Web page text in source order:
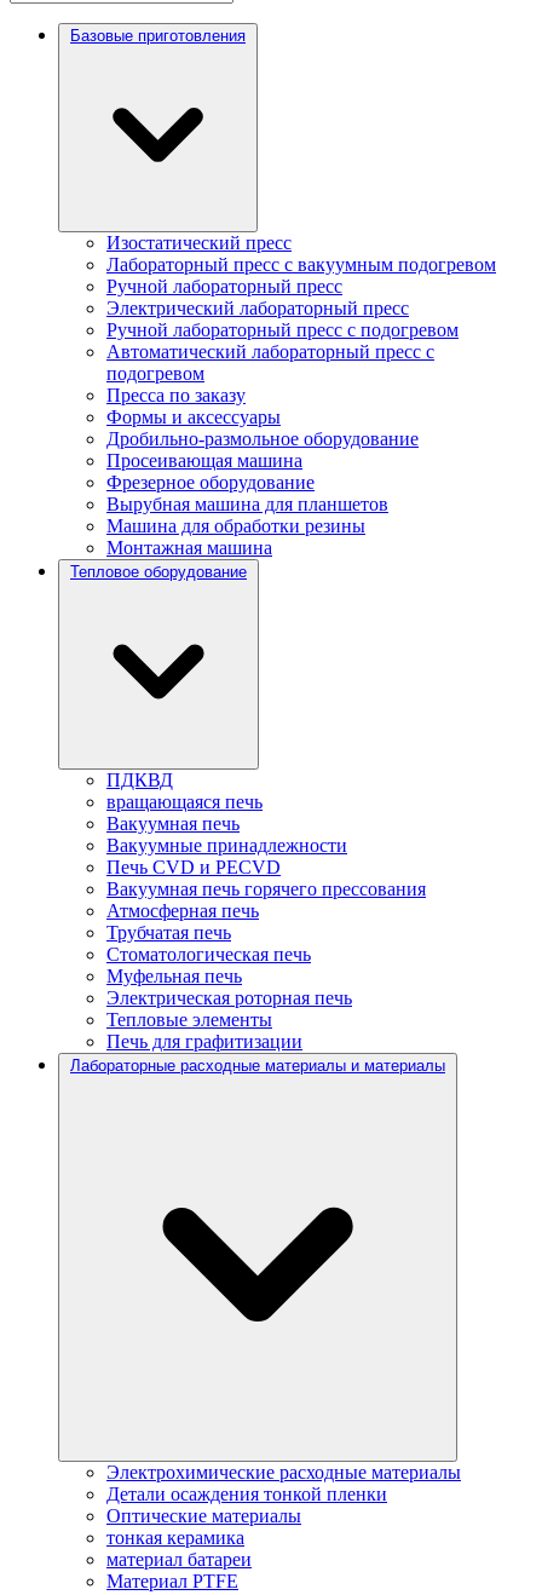
Базовые приготовления
Изостатический пресс
Лабораторный пресс с вакуумным подогревом
Ручной лабораторный пресс
Электрический лабораторный пресс
Ручной лабораторный пресс с подогревом
Автоматический лабораторный пресс с
подогревом
Пресса по заказу
Формы и аксессуары
Дробильно-размольное оборудование
Просеивающая машина
Фрезерное оборудование
Вырубная машина для планшетов
Машина для обработки резины
Монтажная машина
Тепловое оборудование
ПДКВД
вращающаяся печь
Вакуумная печь
Вакуумные принадлежности
Печь CVD и PECVD
Вакуумная печь горячего прессования
Атмосферная печь
Трубчатая печь
Стоматологическая печь
Муфельная печь
Электрическая роторная печь
Тепловые элементы
Печь для графитизации
Лабораторные расходные материалы и материалы
Электрохимические расходные материалы
Детали осаждения тонкой пленки
Оптические материалы
тонкая керамика
материал батареи
Материал PTFE